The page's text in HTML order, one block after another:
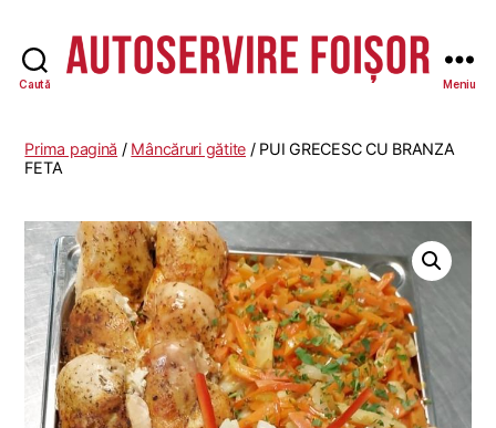
Caută Meniu
Prima pagină / Mâncăruri gătite / PUI GRECESC CU BRANZA
FETA